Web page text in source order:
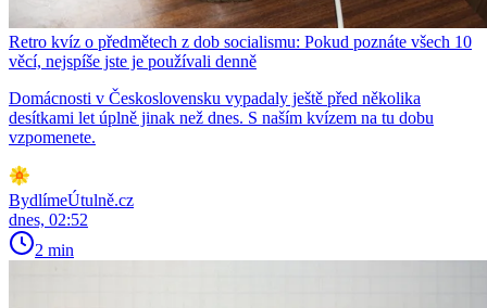
Retro kvíz o předmětech z dob socialismu: Pokud poznáte všech 10
věcí, nejspíše jste je používali denně
Domácnosti v Československu vypadaly ještě před několika
desítkami let úplně jinak než dnes. S naším kvízem na tu dobu
vzpomenete.
BydlímeÚtulně.cz
dnes, 02:52
2 min